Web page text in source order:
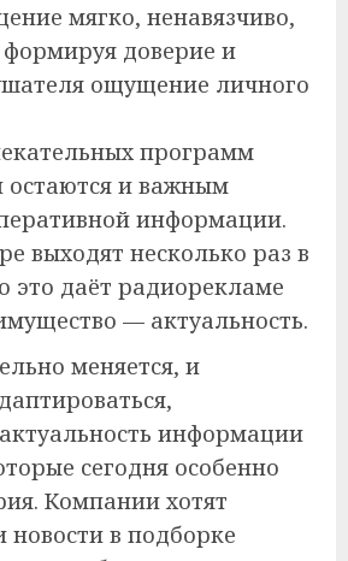
мягко, ненавязчиво,
доверие и
ощущение личного
программ
остаются и важным
информации.
выходят несколько раз в
это даёт радиорекламе
— актуальность.
меняется, и
информации
сегодня особенно
Компании хотят
новости в подборке